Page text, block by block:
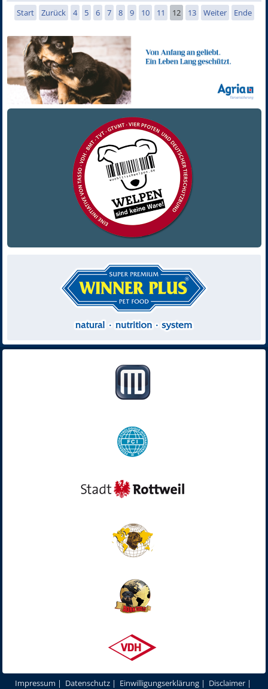
Start Zurück 4 5 6 7 8 9 10 11 12 13 Weiter Ende
Impressum | Datenschutz | Einwilligungserklärung | Disclaimer |